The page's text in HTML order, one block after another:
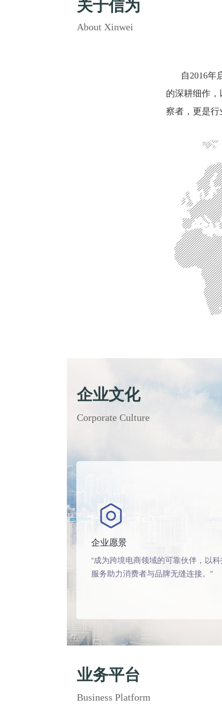
关于信为
的深耕细作
察者，更是
About Xinwei
企业愿景
“成为跨境电商领域的可靠伙伴，以
服务助力消费者与品牌无缝连接。”
企业文化
Corporate Culture
业务平台
Business Platform